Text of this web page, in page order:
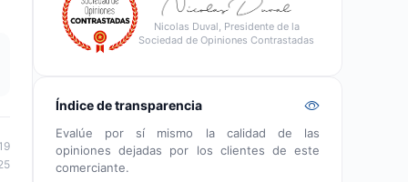
Nicolas Duval, Presidente de la
Sociedad de Opiniones Contrastadas
Índice de transparencia
Evalúe por sí mismo la calidad de las
opiniones dejadas por los clientes de este
comerciante.